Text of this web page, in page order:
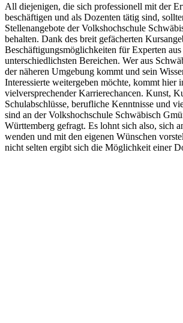
All diejenigen, die sich professionell mit der
beschäftigen und als Dozenten tätig sind,
Stellenangebote der Volkshochschule
behalten. Dank des breit gefächerten
Beschäftigungsmöglichkeiten für Experten aus
unterschiedlichsten Bereichen. Wer aus
der näheren Umgebung kommt und sein
Interessierte weitergeben möchte, kommt hier
vielversprechender Karrierechancen. Kunst,
Schulabschlüsse, berufliche Kenntnisse und
sind an der Volkshochschule Schwäbisch
Württemberg gefragt. Es lohnt sich also, sich
wenden und mit den eigenen Wünschen
nicht selten ergibt sich die Möglichkeit einer